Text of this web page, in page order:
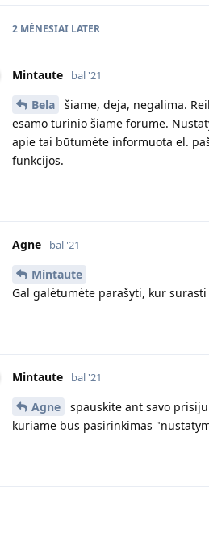
2 MĖNESIAI LATER
Mintaute bal '21
Bela
šiame, deja, negalima.
esamo turinio šiame forume.
apie tai būtumėte informuota el.
funkcijos.
Agne bal '21
Mintaute
Gal galėtumėte parašyti, kur surasti
Mintaute bal '21
Agne
spauskite ant savo
kuriame bus pasirinkimas